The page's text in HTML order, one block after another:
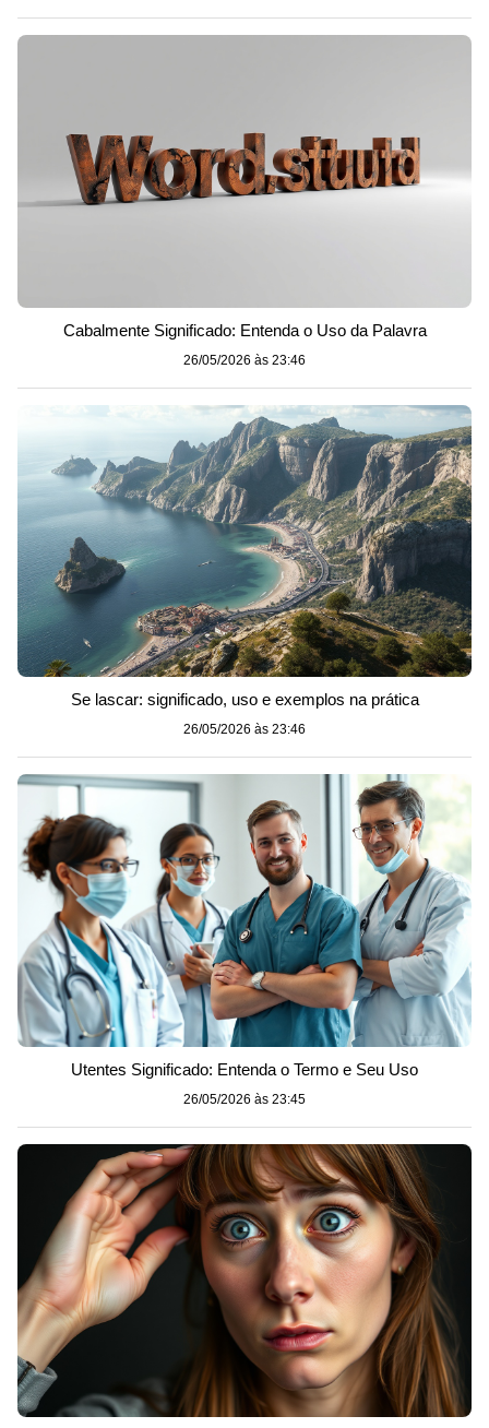
Cabalmente Significado: Entenda o Uso da Palavra
26/05/2026 às 23:46
Se lascar: significado, uso e exemplos na prática
26/05/2026 às 23:46
Utentes Significado: Entenda o Termo e Seu Uso
26/05/2026 às 23:45